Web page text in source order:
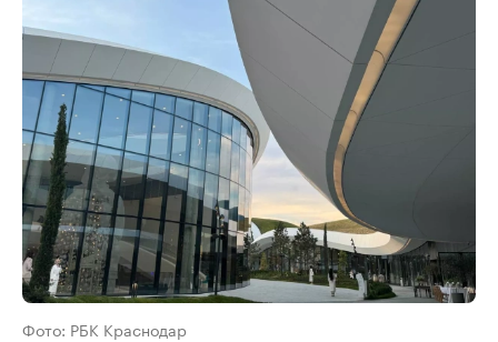
Фото: РБК Краснодар